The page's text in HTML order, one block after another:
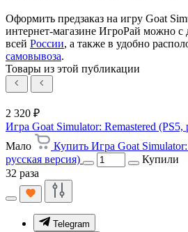
Оформить предзаказ на игру Goat
интернет-магазине ИгроРай можно с
всей России, а также в удобно
самовывоза.
Товары из этой публикации
2 320 ₽
Игра Goat Simulator: Remastered (PS5,
Мало
Купить Игра Goat Simulator:
русская версия)
Купили
32 раза
Telegram